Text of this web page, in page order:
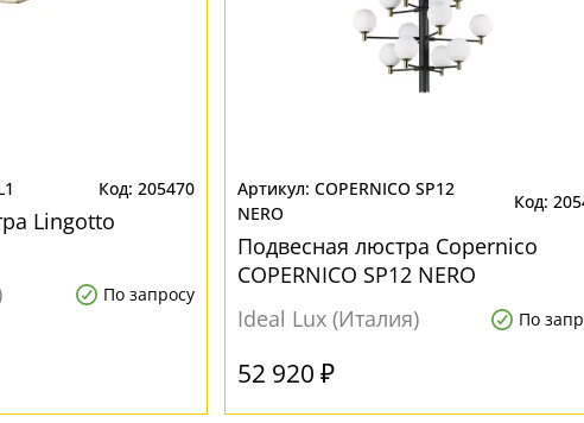
205470
Lingotto
По запросу
COPERNICO SP12
NERO
Подвесная люстра Copernico
COPERNICO SP12 NERO
Ideal Lux (Италия)
По
52 920 ₽